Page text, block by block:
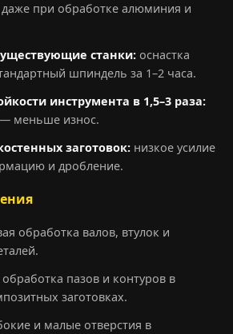
даже при обработке алюминия и
станки: оснастка
шпиндель за 1–2 часа.
инструмента в 1,5–3 раза:
меньше износ.
заготовок: низкое усилие
и дробление.
обработка валов, втулок и
обработка пазов и контуров в
заготовках.
и малые отверстия в